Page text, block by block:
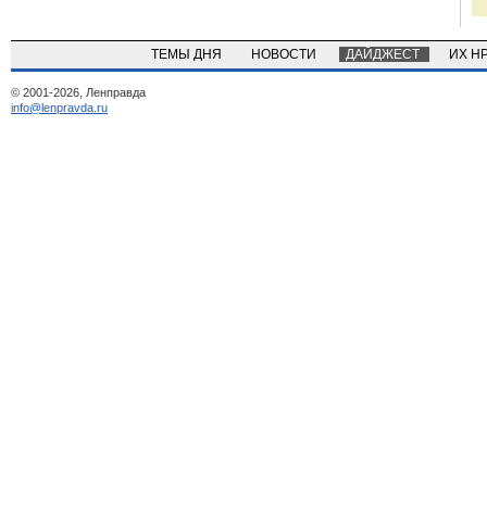
ТЕМЫ ДНЯ НОВОСТИ ДАЙДЖЕСТ ИХ
© 2001-2026, Ленправда
info@lenpravda.ru